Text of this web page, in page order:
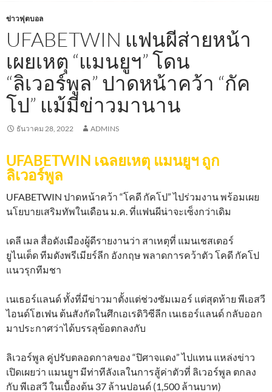
ข่าวฟุตบอล
UFABETWIN แฟนผีส่ายหน้า
เผยเหตุ “แมนยูฯ” โดน
“ลิเวอร์พูล” ปาดหน้าคว้า “กัค
โป” แม้มีข่าวมานาน
ธันวาคม 28, 2022 ADMINS
UFABETWIN เฉลยเหตุ แมนยูฯ ถูก
ลิเวอร์พูล
UFABETWIN ปาดหน้าคว้า “โคดี กัคโป” ไปร่วมงาน พร้อมเผย
นโยบายเสริมทัพในเดือน ม.ค. ที่แฟนผีน่าจะเซ็งกว่าเดิม
เดลี เมล สื่อดังเมืองผู้ดีรายงานว่า สาเหตุที่ แมนเชสเตอร์
ยูไนเต็ด ทีมดังพรีเมียร์ลีก อังกฤษ พลาดการคว้าตัว โคดี กัคโป
แนวรุกทีมชา
เนเธอร์แลนด์ ทั้งที่มีข่าวมาตั้งแต่ช่วงซัมเมอร์ แต่สุดท้าย พีเอสวี
ไอนด์โฮเฟน ต้นสังกัดในศึกเอเรดิวิซีลีก เนเธอร์แลนด์ กลับออก
มาประกาศว่าได้บรรลุข้อตกลงกับ
ลิเวอร์พูล คู่ปรับตลอดกาลของ “ปิศาจแดง” ไปแทน แหล่งข่าว
เปิดเผยว่า แมนยูฯ มีท่าทีลังเลในการสู้ค่าตัวที่ ลิเวอร์พูล ตกลง
กับ พีเอสวี ในเบื้องต้น 37 ล้านปอนด์ (1,500 ล้านบาท)